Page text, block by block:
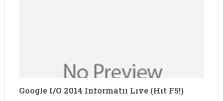
Google I/O 2014 Informatii Live (Hit F5!)